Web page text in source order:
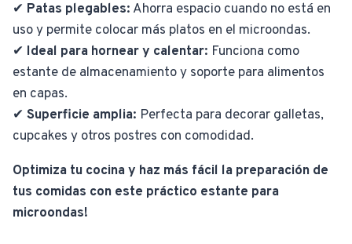
✔ Patas plegables: Ahorra espacio cuando no está en
uso y permite colocar más platos en el microondas.
✔ Ideal para hornear y calentar: Funciona como
estante de almacenamiento y soporte para alimentos
en capas.
✔ Superficie amplia: Perfecta para decorar galletas,
cupcakes y otros postres con comodidad.
Optimiza tu cocina y haz más fácil la preparación de
tus comidas con este práctico estante para
microondas!